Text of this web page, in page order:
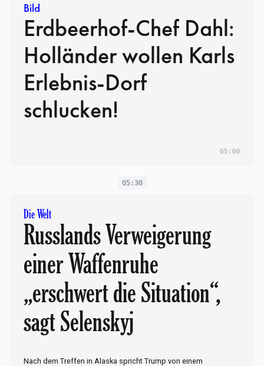
Bild
Erdbeerhof-Chef Dahl:
Holländer wollen Karls
Erlebnis-Dorf
schlucken!
05:00
05:30
Die Welt
Russlands Verweigerung
einer Waffenruhe
„erschwert die Situation“,
sagt Selenskyj
Nach dem Treffen in Alaska spricht Trump von einem